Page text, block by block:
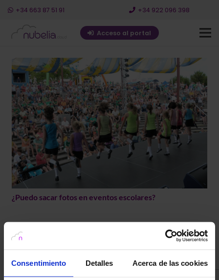
Consentimiento Detalles Acerca de las cookies
+34 663 87 51 91 +34 922 096 398
Acceso al portal
¿Puedo sacar fotos en eventos escolares?